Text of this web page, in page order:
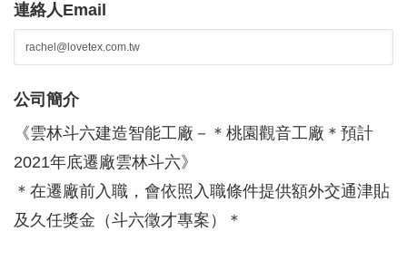
連絡人Email
公司簡介
《雲林斗六建造智能工廠－＊桃園觀音工廠＊預計
2021年底遷廠雲林斗六》
＊在遷廠前入職，會依照入職條件提供額外交通津貼
及久任獎金（斗六徵才專案）＊